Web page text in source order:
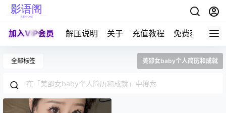
加入VIP会员 解压说明 关于 充值教程 免费获取积分
全部标签 美邵女baby个人简历和成就